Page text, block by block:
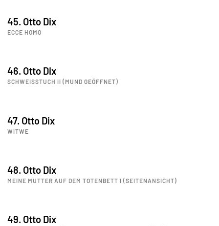
45. Otto Dix
ECCE HOMO
46. Otto Dix
SCHWEISSTUCH II (MUND GEÖFFNET)
47. Otto Dix
WITWE
48. Otto Dix
MEINE MUTTER AUF DEM TOTENBETT I (SEITENANSICHT)
49. Otto Dix